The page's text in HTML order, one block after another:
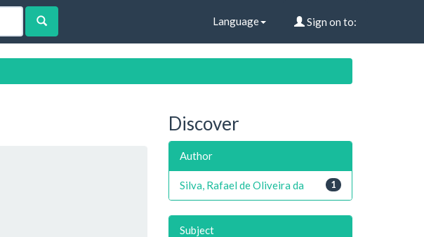
Language Sign on to:
Discover
Author
1
Silva, Rafael de Oliveira da
Subject